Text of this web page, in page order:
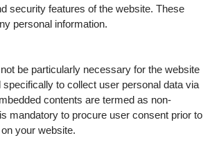
security features of the website. These
personal information.
be particularly necessary for the website
to collect user personal data via
contents are termed as non-
mandatory to procure user consent prior to
your website.